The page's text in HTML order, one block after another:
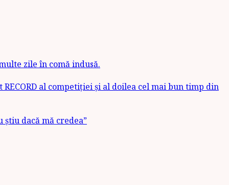
zile în comă indusă.
al competiției și al doilea cel mai bun timp din
dacă mă credea”